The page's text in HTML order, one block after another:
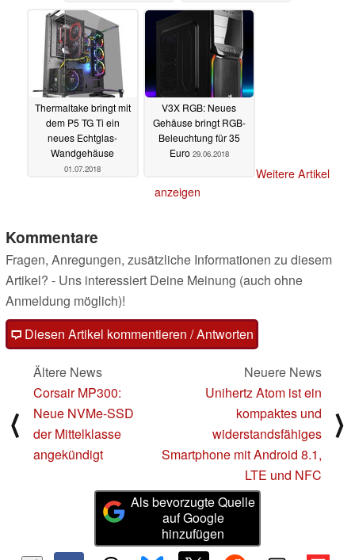
Thermaltake bringt mit
dem P5 TG Ti ein
neues Echtglas-
Wandgehäuse
01.07.2018
V3X RGB: Neues
Gehäuse bringt RGB-
Beleuchtung für 35
Euro 29.06.2018
Weitere Artikel
anzeigen
Kommentare
Fragen, Anregungen, zusätzliche Informationen zu diesem
Artikel? - Uns interessiert Deine Meinung (auch ohne
Anmeldung möglich)!
Diesen Artikel kommentieren / Antworten
⟨
Ältere News
Corsair MP300:
Neue NVMe-SSD
der Mittelklasse
angekündigt
Neuere News
Unihertz Atom ist ein
kompaktes und
widerstandsfähiges
Smartphone mit Android 8.1,
LTE und NFC
⟩
Als bevorzugte Quelle
auf Google
hinzufügen